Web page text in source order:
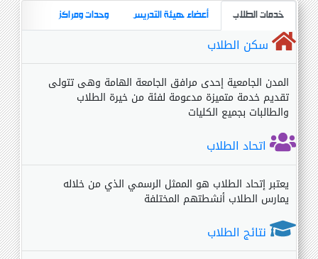
خدمات الطلاب أعضاء هيئة التدريس وحدات ومراكز
سكن الطلاب
المدن الجامعية إحدى مرافق الجامعة الهامة وهى تتولى
تقديم خدمة متميزة مدعومة لفئة من خيرة الطلاب
والطالبات بجميع الكليات
اتحاد الطلاب
يعتبر إتحاد الطلاب هو الممثل الرسمي الذي من خلاله
يمارس الطلاب أنشطتهم المختلفة
نتائج الطلاب